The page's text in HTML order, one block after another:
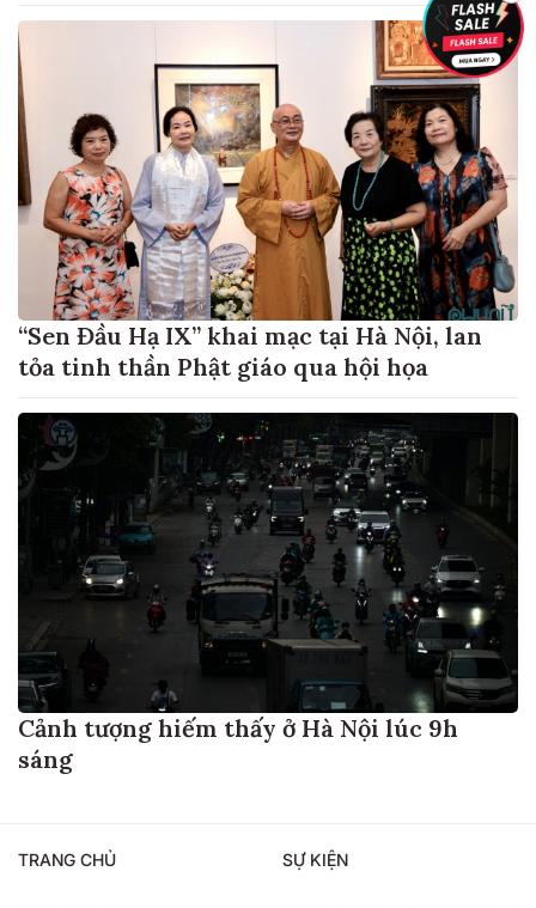
“Sen Đầu Hạ IX” khai mạc tại Hà Nội, lan
tỏa tinh thần Phật giáo qua hội họa
Cảnh tượng hiếm thấy ở Hà Nội lúc 9h
sáng
TRANG CHỦ SỰ KIỆN